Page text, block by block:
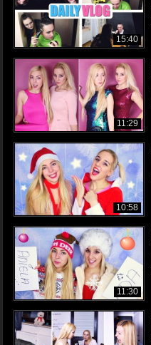
15:40
11:29
10:58
11:30